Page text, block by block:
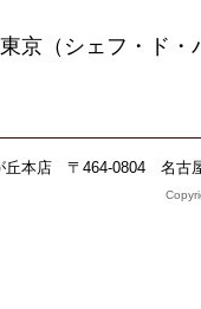
京（シェフ・ド・
本店 〒464-0804 名古屋